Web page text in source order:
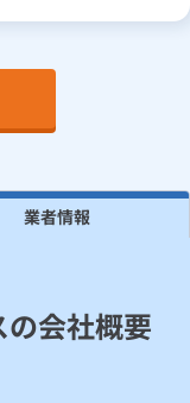
業者情報
会社概要